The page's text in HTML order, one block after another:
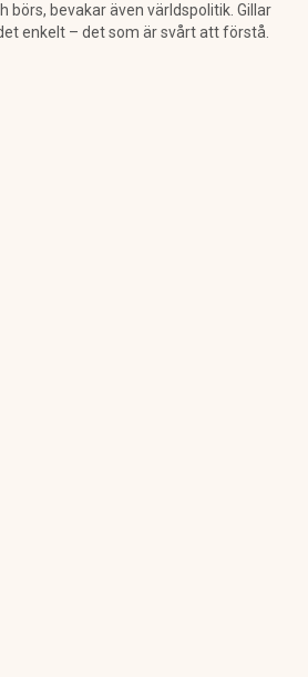
börs, bevakar även världspolitik. Gillar
enkelt – det som är svårt att förstå.